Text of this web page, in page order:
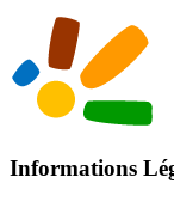
Informations